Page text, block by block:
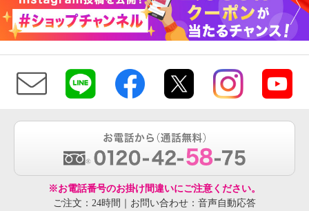
※お電話番号のお掛け間違いにご注意ください。
ご注文：24時間｜お問い合わせ：音声自動応答